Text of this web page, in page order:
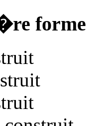
forme
it
it
it